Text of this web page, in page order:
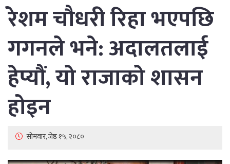
रेशम चौधरी रिहा भएपछि
गगनले भने: अदालतलाई
हेप्यौं, यो राजाको शासन
होइन
सोमवार, जेष्ठ १५, २०८०